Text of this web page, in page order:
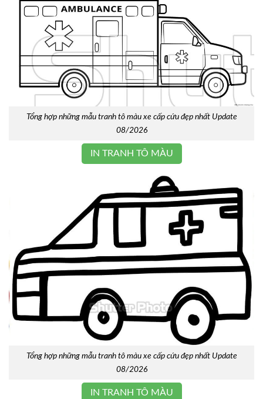
Tổng hợp những mẫu tranh tô màu xe cấp cứu đẹp nhất Update
08/2026
IN TRANH TÔ MÀU
Tổng hợp những mẫu tranh tô màu xe cấp cứu đẹp nhất Update
08/2026
IN TRANH TÔ MÀU